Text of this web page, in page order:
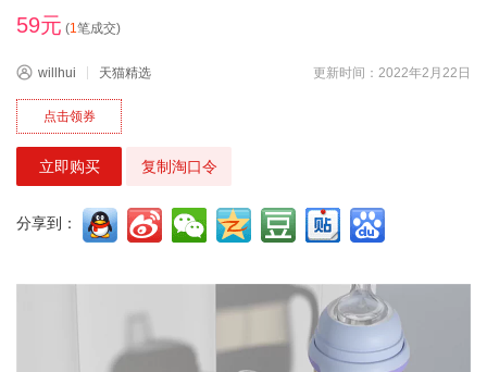
59元 (1笔成交)
willhui 天猫精选 更新时间：2022年2月22日
点击领券
立即购买 复制淘口令
分享到：